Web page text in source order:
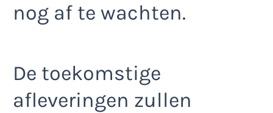
nog af te wachten.
De toekomstige
afleveringen zullen